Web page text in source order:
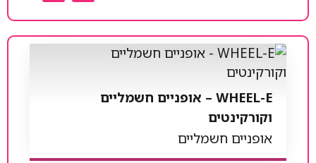
WHEEL-E – אופניים חשמליים
וקורקינטים
אופניים חשמליים